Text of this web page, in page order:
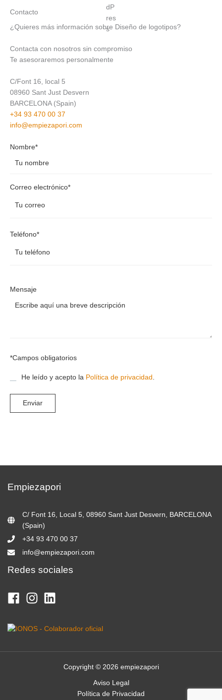
Contacto
¿Quieres más información sobre Diseño de logotipos?
Contacta con nosotros sin compromiso
Te asesoraremos personalmente
C/Font 16, local 5
08960 Sant Just Desvern
BARCELONA (Spain)
+34 93 470 00 37
info@empiezapori.com
Nombre*
Correo electrónico*
Teléfono*
Mensaje
*Campos obligatorios
He leído y acepto la Política de privacidad
Empiezapori
C/ Font 16, Local 5, 08960 Sant Just Desvern, BARCELONA
(Spain)
+34 93 470 00 37
info@empiezapori.com
Redes sociales
Copyright © 2026 empiezapori
Aviso Legal
Política de Privacidad